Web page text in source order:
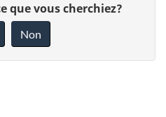
que vous cherchiez?
Non